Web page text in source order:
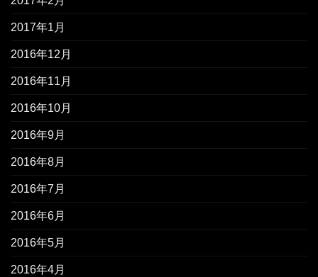
2017年1月
2016年12月
2016年11月
2016年10月
2016年9月
2016年8月
2016年7月
2016年6月
2016年5月
2016年4月